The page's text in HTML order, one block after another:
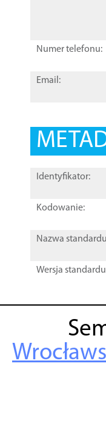
Numer telefonu:
Email:
Identyfikator:
Kodowanie:
Nazwa
Wersja